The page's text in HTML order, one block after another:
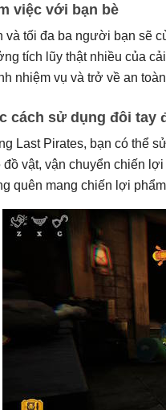
việc với bạn bè
và tối đa ba người bạn sẽ
tích lũy thật nhiều của
nhiệm vụ và trở về an
cách sử dụng đôi tay
Last Pirates, bạn có thể
đồ vật, vận chuyển chiến
quên mang chiến lợi